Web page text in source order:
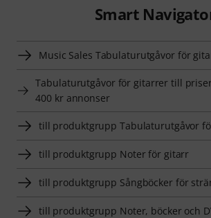
Smart
Music Sales Tabulaturutgåvor för
Tabulaturutgåvor för gitarrer till
400 kr annonser
till produktgrupp Tabulaturutgåvor
till produktgrupp Noter för gitarr
till produktgrupp Sångböcker för
till produktgrupp Noter, böcker och